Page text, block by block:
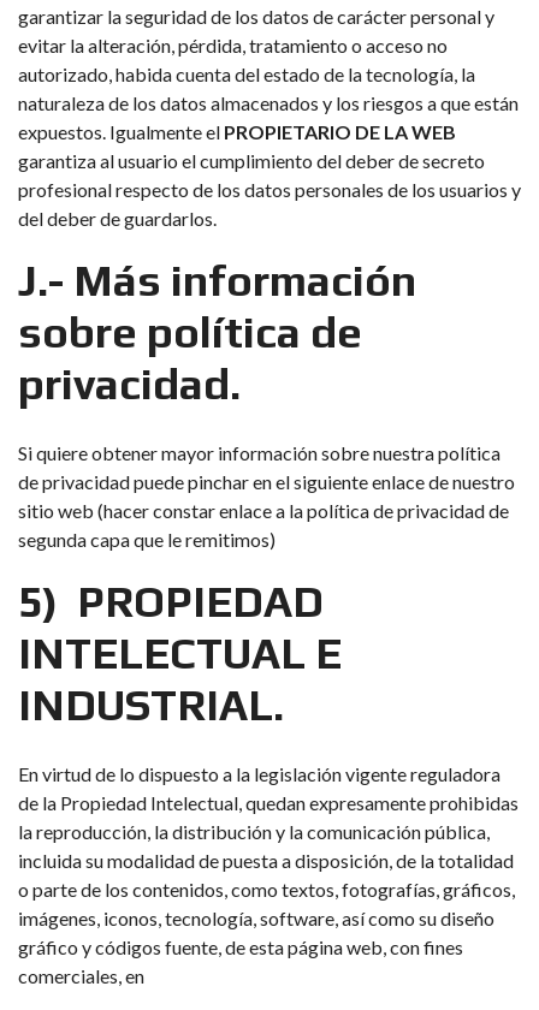
garantizar la seguridad de los datos de carácter personal y
evitar la alteración, pérdida, tratamiento o acceso no
autorizado, habida cuenta del estado de la tecnología, la
naturaleza de los datos almacenados y los riesgos a que están
expuestos. Igualmente el PROPIETARIO DE LA WEB
garantiza al usuario el cumplimiento del deber de secreto
profesional respecto de los datos personales de los usuarios y
del deber de guardarlos.
J.- Más información
sobre política de
privacidad.
Si quiere obtener mayor información sobre nuestra política
de privacidad puede pinchar en el siguiente enlace de nuestro
sitio web (hacer constar enlace a la política de privacidad de
segunda capa que le remitimos)
5) PROPIEDAD
INTELECTUAL E
INDUSTRIAL.
En virtud de lo dispuesto a la legislación vigente reguladora
de la Propiedad Intelectual, quedan expresamente prohibidas
la reproducción, la distribución y la comunicación pública,
incluida su modalidad de puesta a disposición, de la totalidad
o parte de los contenidos, como textos, fotografías, gráficos,
imágenes, iconos, tecnología, software, así como su diseño
gráfico y códigos fuente, de esta página web, con fines
comerciales, en